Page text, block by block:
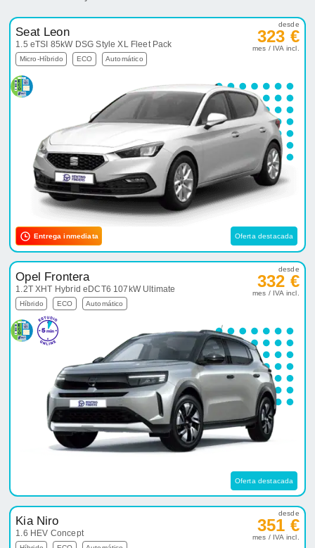
Seat Leon
1.5 eTSI 85kW DSG Style XL Fleet Pack
Micro-Híbrido ECO Automático
desde
323 €
mes / IVA incl.
Entrega inmediata Oferta destacada
Opel Frontera
1.2T XHT Hybrid eDCT6 107kW Ultimate
Híbrido ECO Automático
desde
332 €
mes / IVA incl.
Oferta destacada
Kia Niro
1.6 HEV Concept
desde
351 €
mes / IVA incl.